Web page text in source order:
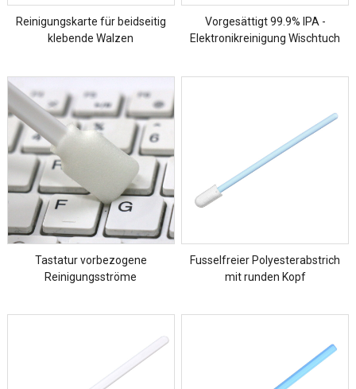
Reinigungskarte für beidseitig
klebende Walzen
Vorgesättigt 99.9% IPA -
Elektronikreinigung Wischtuch
Tastatur vorbezogene
Reinigungsströme
Fusselfreier Polyesterabstrich
mit runden Kopf